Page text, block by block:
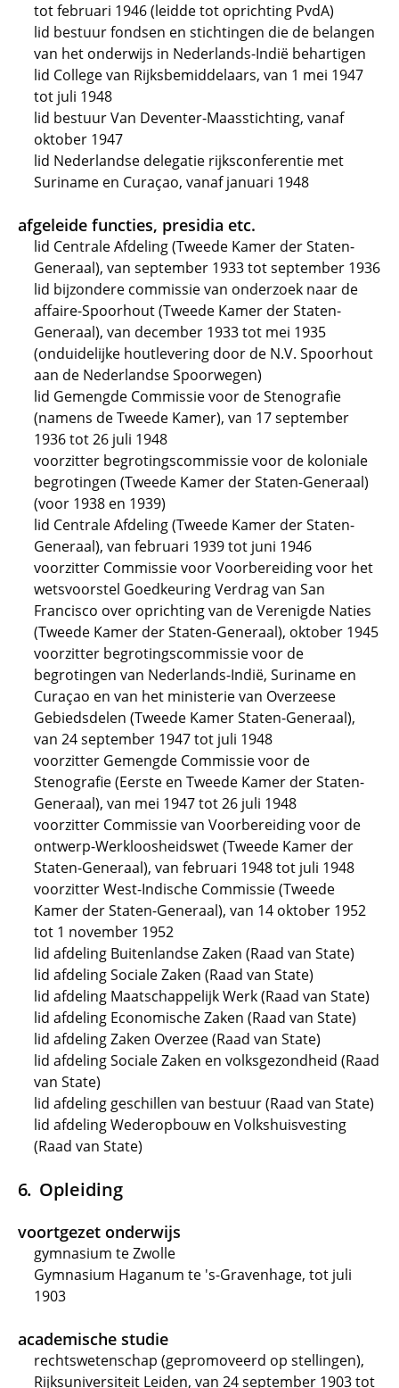
tot februari 1946 (leidde tot oprichting PvdA)
lid bestuur fondsen en stichtingen die de belangen
van het onderwijs in Nederlands-Indië behartigen
lid College van Rijksbemiddelaars, van 1 mei 1947
tot juli 1948
lid bestuur Van Deventer-Maasstichting, vanaf
oktober 1947
lid Nederlandse delegatie rijksconferentie met
Suriname en Curaçao, vanaf januari 1948
afgeleide functies, presidia etc.
lid Centrale Afdeling (Tweede Kamer der Staten-
Generaal), van september 1933 tot september 1936
lid bijzondere commissie van onderzoek naar de
affaire-Spoorhout (Tweede Kamer der Staten-
Generaal), van december 1933 tot mei 1935
(onduidelijke houtlevering door de N.V. Spoorhout
aan de Nederlandse Spoorwegen)
lid Gemengde Commissie voor de Stenografie
(namens de Tweede Kamer), van 17 september
1936 tot 26 juli 1948
voorzitter begrotingscommissie voor de koloniale
begrotingen (Tweede Kamer der Staten-Generaal)
(voor 1938 en 1939)
lid Centrale Afdeling (Tweede Kamer der Staten-
Generaal), van februari 1939 tot juni 1946
voorzitter Commissie voor Voorbereiding voor het
wetsvoorstel Goedkeuring Verdrag van San
Francisco over oprichting van de Verenigde Naties
(Tweede Kamer der Staten-Generaal), oktober 1945
voorzitter begrotingscommissie voor de
begrotingen van Nederlands-Indië, Suriname en
Curaçao en van het ministerie van Overzeese
Gebiedsdelen (Tweede Kamer Staten-Generaal),
van 24 september 1947 tot juli 1948
voorzitter Gemengde Commissie voor de
Stenografie (Eerste en Tweede Kamer der Staten-
Generaal), van mei 1947 tot 26 juli 1948
voorzitter Commissie van Voorbereiding voor de
ontwerp-Werkloosheidswet (Tweede Kamer der
Staten-Generaal), van februari 1948 tot juli 1948
voorzitter West-Indische Commissie (Tweede
Kamer der Staten-Generaal), van 14 oktober 1952
tot 1 november 1952
lid afdeling Buitenlandse Zaken (Raad van State)
lid afdeling Sociale Zaken (Raad van State)
lid afdeling Maatschappelijk Werk (Raad van State)
lid afdeling Economische Zaken (Raad van State)
lid afdeling Zaken Overzee (Raad van State)
lid afdeling Sociale Zaken en volksgezondheid (Raad
van State)
lid afdeling geschillen van bestuur (Raad van State)
lid afdeling Wederopbouw en Volkshuisvesting
(Raad van State)
Opleiding
voortgezet onderwijs
gymnasium te Zwolle
Gymnasium Haganum te 's-Gravenhage, tot juli
1903
academische studie
rechtswetenschap (gepromoveerd op stellingen),
Rijksuniversiteit Leiden, van 24 september 1903 tot